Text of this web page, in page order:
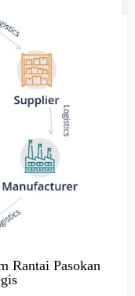
Rantai Pasokan